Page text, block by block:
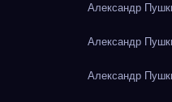
Александр
Александр
Александр